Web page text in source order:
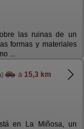
las ruinas de un
formas y materiales
...
a 15,3 km
en La Miñosa, un